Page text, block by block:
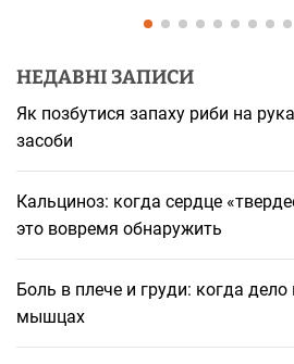
НЕДАВНІ ЗАПИСИ
Як позбутися запаху риби на
засоби
Кальциноз: когда сердце
это вовремя обнаружить
Боль в плече и груди: когда дело
мышцах